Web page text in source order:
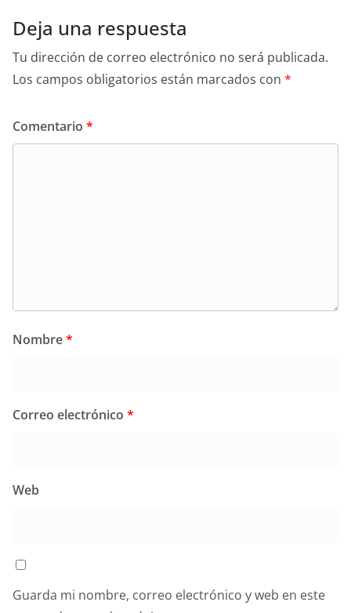
Deja una respuesta
Tu dirección de correo electrónico no será publicada.
Los campos obligatorios están marcados con *
Comentario *
Nombre*
Correo electrónico *
Web
Guarda mi nombre, correo electrónico y web en este